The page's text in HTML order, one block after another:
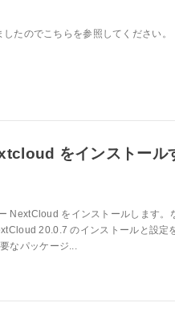
たのでこちらを参照してください。
をインストール
NextCloud をインストールします。
20.0.7 のインストールと設定
なパッケージ...